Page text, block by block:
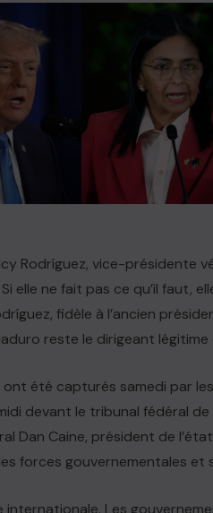
Rodríguez, vice-présidente
elle ne fait pas ce qu’il faut,
fidèle à l’ancien
reste le dirigeant légitime
ont été capturés samedi par
devant le tribunal fédéral
Dan Caine, président de
forces gouvernementales et
Les